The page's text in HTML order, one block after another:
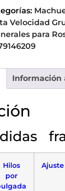
Velocidad
para
Información
Hilos
por
Ajuste